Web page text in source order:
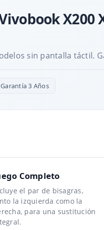
X200
sin pantalla táctil.
Garantía 3 Años
Completo
el par de bisagras,
la izquierda como la
para una sustitución